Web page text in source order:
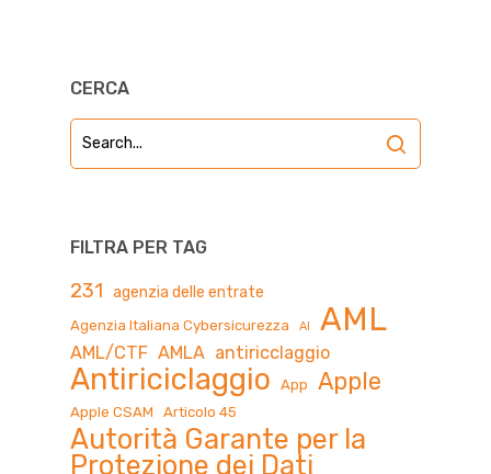
CERCA
FILTRA PER TAG
231 agenzia delle entrate
Agenzia Italiana Cybersicurezza AI AML
AML/CTF AMLA antiricclaggio
Antiriciclaggio App Apple
Apple CSAM Articolo 45
Autorità Garante per la
Protezione dei Dati